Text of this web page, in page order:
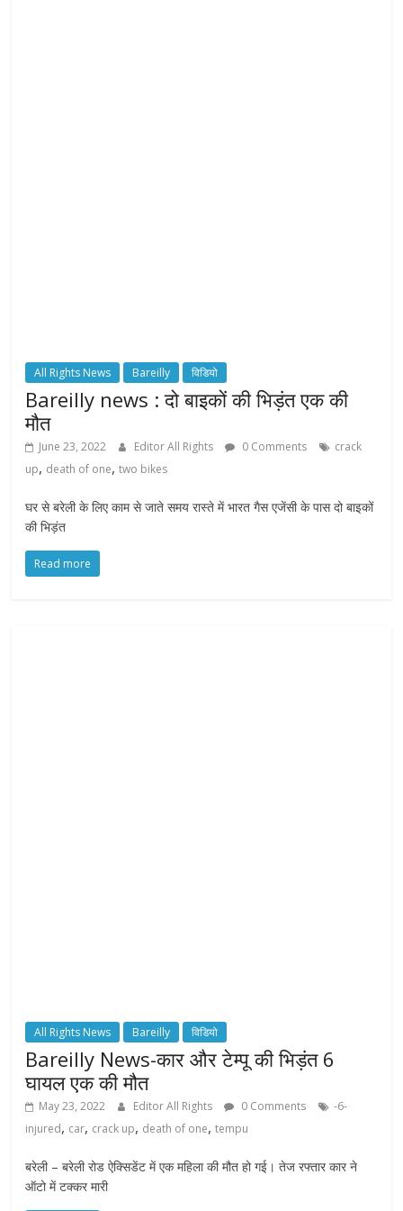
All Rights News Bareilly विडियो
Bareilly news : दो बाइकों की भिड़ंत एक की
मौत
June 23, 2022 Editor All Rights 0 Comments
crack
up, death of one,two bikes
घर से बरेली के लिए काम से जाते समय रास्ते में भारत गैस एजेंसी के पास दो बाइकों
की भिड़ंत
Read more
All Rights News Bareilly विडियो
Bareilly News-कार और टेम्पू की भिड़ंत 6
घायल एक की मौत
May 23, 2022 Editor All Rights 0 Comments
-6-
injured, car, crack up, death of one,tempu
बरेली – बरेली रोड ऐक्सिडेंट में एक महिला की मौत हो गई। तेज रफ्तार कार ने
ऑटो में टक्कर मारी